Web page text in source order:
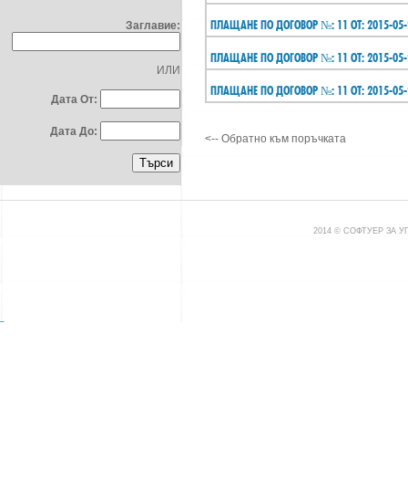
Заглавие:
ИЛИ
Дата От:
Дата До:
ПЛАЩАНЕ ПО ДОГОВОР №: 11 ОТ: 2015-
ПЛАЩАНЕ ПО ДОГОВОР №: 11 ОТ: 2015-
ПЛАЩАНЕ ПО ДОГОВОР №: 11 ОТ: 2015-
<-- Обратно към поръчката
2014 © СОФТУЕР ЗА